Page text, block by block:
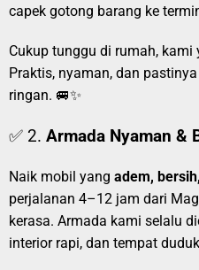
capek gotong barang ke
Cukup tunggu di rumah, kami
Praktis, nyaman, dan
ringan. 🚐✨
✅ 2. Armada Nyaman &
Naik mobil yang adem,
perjalanan 4–12 jam dari
kerasa. Armada kami selalu
interior rapi, dan tempat